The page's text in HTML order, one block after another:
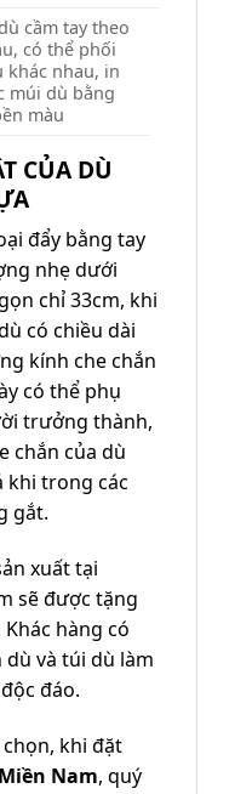
cầm tay theo
có thể phối
khác nhau, in
múi dù bằng
màu
CỦA DÙ
đẩy bằng tay
nhẹ dưới
chỉ 33cm, khi
có chiều dài
kính che chắn
có thể phụ
trưởng thành,
chắn của dù
khi trong các
gắt.
xuất tại
sẽ được tặng
hàng có
và túi dù làm
đáo.
khi đặt
Nam, quý